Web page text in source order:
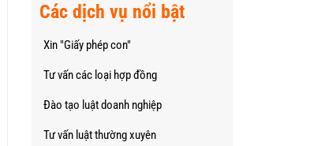
Các dịch vụ nổi bật
Xin "Giấy phép con"
Tư vấn các loại hợp đồng
Đào tạo luật doanh nghiệp
Tư vấn luật thường xuyên